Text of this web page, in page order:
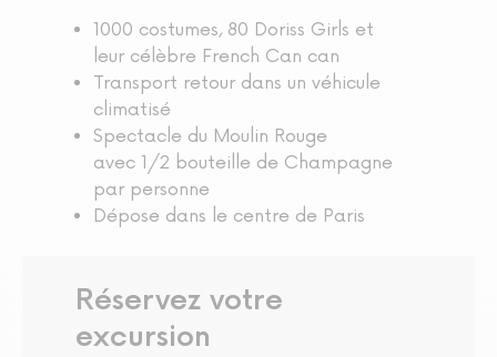
1000 costumes, 80 Doriss Girls et
leur célèbre French Can can
Transport retour dans un véhicule
climatisé
Spectacle du Moulin Rouge
avec 1/2 bouteille de Champagne
par personne
Dépose dans le centre de Paris
Réservez votre
excursion